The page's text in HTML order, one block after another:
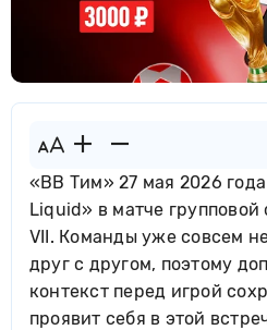
«BB Тим» 27 мая 2026
Liquid» в матче групповой
VII. Команды уже совсем
друг с другом, поэтому
контекст перед игрой
проявит себя в этой